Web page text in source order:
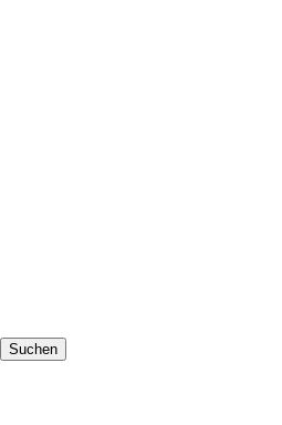
Suchen